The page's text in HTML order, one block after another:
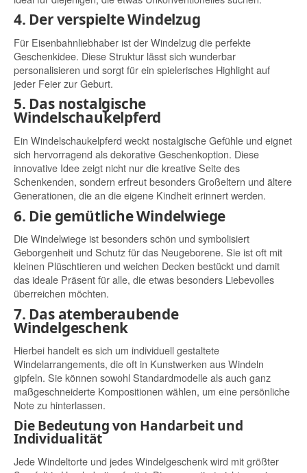
4. Der verspielte Windelzug
Für Eisenbahnliebhaber ist der Windelzug die perfekte
Geschenkidee. Diese Struktur lässt sich wunderbar
personalisieren und sorgt für ein spielerisches Highlight auf
jeder Feier zur Geburt.
5. Das nostalgische
Windelschaukelpferd
Ein Windelschaukelpferd weckt nostalgische Gefühle und eignet
sich hervorragend als dekorative Geschenkoption. Diese
innovative Idee zeigt nicht nur die kreative Seite des
Schenkenden, sondern erfreut besonders Großeltern und ältere
Generationen, die an die eigene Kindheit erinnert werden.
6. Die gemütliche Windelwiege
Die Windelwiege ist besonders schön und symbolisiert
Geborgenheit und Schutz für das Neugeborene. Sie ist oft mit
kleinen Plüschtieren und weichen Decken bestückt und damit
das ideale Präsent für alle, die etwas besonders Liebevolles
überreichen möchten.
7. Das atemberaubende
Windelgeschenk
Hierbei handelt es sich um individuell gestaltete
Windelarrangements, die oft in Kunstwerken aus Windeln
gipfeln. Sie können sowohl Standardmodelle als auch ganz
maßgeschneiderte Kompositionen wählen, um eine persönliche
Note zu hinterlassen.
Die Bedeutung von Handarbeit und
Individualität
Jede Windeltorte und jedes Windelgeschenk wird mit größter